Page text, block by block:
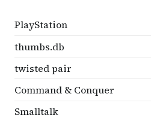
PlayStation
thumbs.db
twisted pair
Command & Conquer
Smalltalk